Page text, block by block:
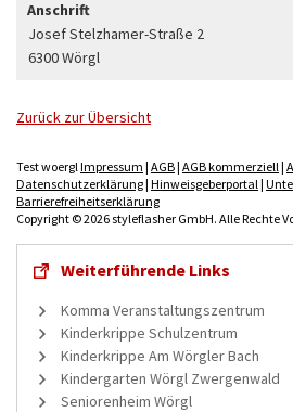
Anschrift
Josef Stelzhamer-Straße 2
6300 Wörgl
Zurück zur Übersicht
Test woergl Impressum | AGB| AGB kommerziell |
Datenschutzerklärung| Hinweisgeberportal |
Barrierefreiheitserklärung
Copyright © 2026 styleflasher GmbH. Alle Rechte
Weiterführende Links
Komma Veranstaltungszentrum
Kinderkrippe Schulzentrum
Kinderkrippe Am Wörgler Bach
Kindergarten Wörgl Zwergenwald
Seniorenheim Wörgl